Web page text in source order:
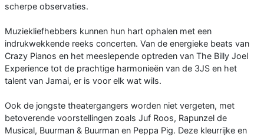
scherpe observaties.
Muziekliefhebbers kunnen hun hart ophalen met een
indrukwekkende reeks concerten. Van de energieke beats van
Crazy Pianos en het meeslepende optreden van The Billy Joel
Experience tot de prachtige harmonieën van de 3JS en het
talent van Jamai, er is voor elk wat wils.
Ook de jongste theatergangers worden niet vergeten, met
betoverende voorstellingen zoals Juf Roos, Rapunzel de
Musical, Buurman & Buurman en Peppa Pig. Deze kleurrijke en